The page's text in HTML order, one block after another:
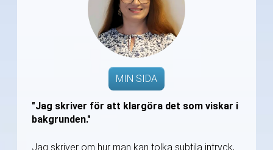
MIN SIDA
"Jag skriver för att klargöra det som viskar i
bakgrunden."
Jag skriver om hur man kan tolka subtila intryck,